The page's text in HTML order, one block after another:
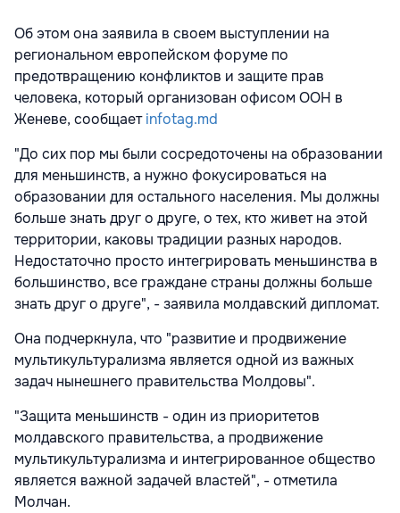
Об этом она заявила в своем выступлении на
региональном европейском форуме по
предотвращению конфликтов и защите прав
человека, который организован офисом ООН в
Женеве, сообщаетinfotag.md
"До сих пор мы были сосредоточены на образовании
для меньшинств, а нужно фокусироваться на
образовании для остального населения. Мы должны
больше знать друг о друге, о тех, кто живет на этой
территории, каковы традиции разных народов.
Недостаточно просто интегрировать меньшинства в
большинство, все граждане страны должны больше
знать друг о друге", - заявила молдавский дипломат.
Она подчеркнула, что "развитие и продвижение
мультикультурализма является одной из важных
задач нынешнего правительства Молдовы".
"Защита меньшинств - один из приоритетов
молдавского правительства, а продвижение
мультикультурализма и интегрированное общество
является важной задачей властей", - отметила
Молчан.